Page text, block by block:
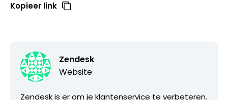
Kopieer link
Zendesk
Website
Zendesk is er om je klantenservice te verbeteren.